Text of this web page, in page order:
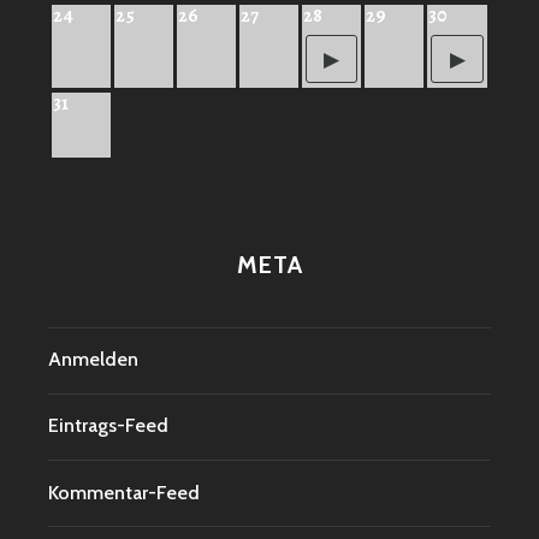
24 25 26 27 28 29 30
31
META
Anmelden
Eintrags-Feed
Kommentar-Feed